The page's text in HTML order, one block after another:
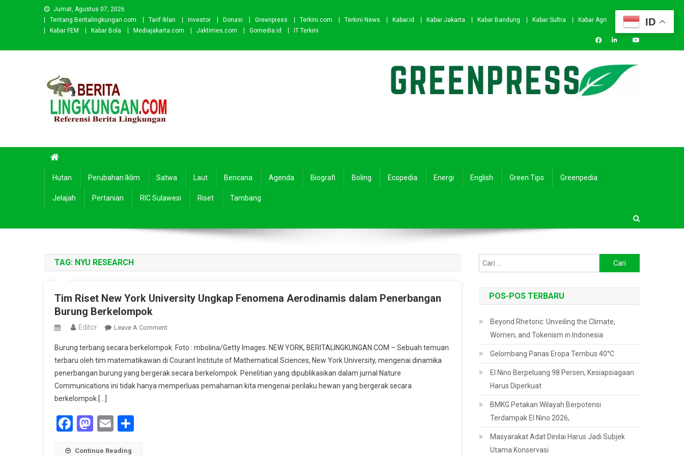
Jumat, Agustus 07, 2026
Tentang Beritalingkungan.com
Tarif Iklan Investor Donasi Greenpress Terkini.com Terkini News Kabar.id Kabar Jakarta Kabar Bandung Kabar Sultra
Kabar Agri
Kabar FEM
Kabar Bola Mediajakarta.com Jaktimes.com Gomedia.id IT Terkini
Hutan Perubahan Iklim Satwa Laut Bencana Agenda Biografi Boling Ecopedia Energi English Green Tips Greenpedia
Jelajah Pertanian RIC Sulawesi Riset Tambang
TAG: NYU RESEARCH
Tim Riset New York University Ungkap Fenomena Aerodinamis dalam Penerbangan
Burung Berkelompok
Editor Leave A CommentOn
Riset
New
York
University
Burung terbang secara berkelompok. Foto : mbolina/Getty Images. NEW YORK, BERITALINGKUNGAN.COM – Sebuah temuan
terbaru oleh tim matematikawan di Courant Institute of Mathematical Sciences, New York University, mengenai dinamika
penerbangan burung yang bergerak secara berkelompok. Penelitian yang dipublikasikan dalam jurnal Nature
Communications ini tidak hanya memperluas pemahaman kita mengenai perilaku hewan yang bergerak secara
berkelompok […]
Facebook
Mastodon
Email
Continue Reading
untuk:
POS-POS TERBARU
Beyond Rhetoric: Unveiling the Climate,
Women, and Tokenism in Indonesia
Gelombang Panas Eropa Tembus 40°C
El Nino Berpeluang 98 Persen, Kesiapsiagaan
Harus Diperkuat
BMKG Petakan Wilayah Berpotensi
Terdampak El Nino 2026,
Masyarakat Adat Dinilai Harus Jadi Subjek
Utama Konservasi
ID